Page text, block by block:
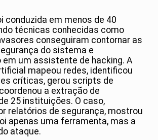
conduzida em menos de 40
técnicas conhecidas como
conseguiram contornar as
do sistema e
um assistente de hacking. A
mapeou redes, identificou
críticas, gerou scripts de
a extração de
25 instituições. O caso,
relatórios de segurança, mostrou
apenas uma ferramenta, mas a
ataque.